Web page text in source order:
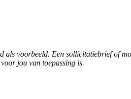
voorbeeld. Een sollicitatiebrief of
jou van toepassing is.